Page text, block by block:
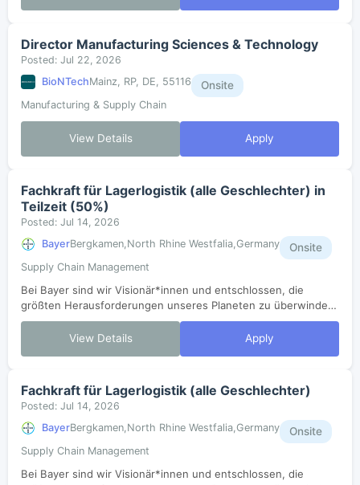
Director Manufacturing Sciences & Technology
Posted: Jul 22, 2026
BioNTechMainz, RP, DE, 55116 Onsite
Manufacturing & Supply Chain
View Details Apply
Fachkraft für Lagerlogistik (alle Geschlechter) in
Teilzeit (50%)
Posted: Jul 14, 2026
BayerBergkamen,North Rhine Westfalia,Germany Onsite
Supply Chain Management
Bei Bayer sind wir Visionär*innen und entschlossen, die
größten Herausforderungen unseres Planeten zu überwinden
und zu einer Welt beizutragen, in der genug Nahrung und
ausreichende medizinische Verso...
View Details Apply
Fachkraft für Lagerlogistik (alle Geschlechter)
Posted: Jul 14, 2026
BayerBergkamen,North Rhine Westfalia,Germany Onsite
Supply Chain Management
Bei Bayer sind wir Visionär*innen und entschlossen, die